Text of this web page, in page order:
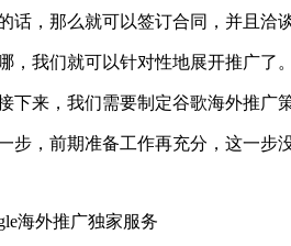
话，那么就可以签订合同，并且洽
，我们就可以针对性地展开推广了
下来，我们需要制定谷歌海外推广
步，前期准备工作再充分，这一步
海外推广独家服务